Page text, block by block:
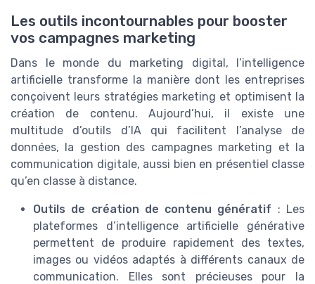
Les outils incontournables pour booster
vos campagnes marketing
Dans le monde du marketing digital, l’intelligence
artificielle transforme la manière dont les entreprises
conçoivent leurs stratégies marketing et optimisent la
création de contenu. Aujourd’hui, il existe une
multitude d’outils d’IA qui facilitent l’analyse de
données, la gestion des campagnes marketing et la
communication digitale, aussi bien en présentiel classe
qu’en classe à distance.
Outils de création de contenu génératif : Les
plateformes d’intelligence artificielle générative
permettent de produire rapidement des textes,
images ou vidéos adaptés à différents canaux de
communication. Elles sont précieuses pour la